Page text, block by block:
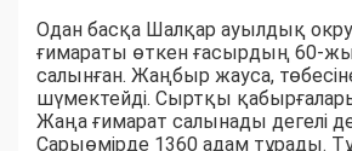
Одан басқа Шалқар ауылдық
ғимараты өткен ғасырдың 60-
салынған. Жаңбыр жауса,
шүмектейді. Сыртқы
Жаңа ғимарат салынады дегелі
Сарыөмірде 1360 адам тұрады.